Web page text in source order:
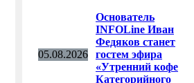
05.08.2026
Основатель
INFOLine Иван
Федяков станет
гостем эфира
«Утренний кофе
Категорийного